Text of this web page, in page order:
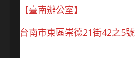
【臺南辦公室】
台南市東區崇德21街42之5號